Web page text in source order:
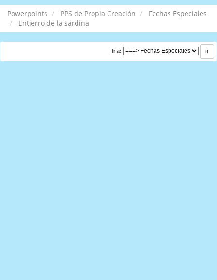
Powerpoints PPS de Propia Creación
Fechas Especiales
Entierro de la sardina
Ir a: